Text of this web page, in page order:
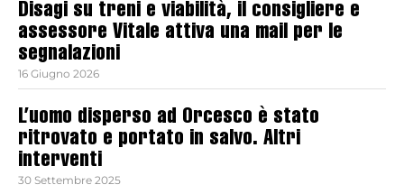
Disagi su treni e viabilità, il consigliere e
assessore Vitale attiva una mail per le
segnalazioni
16 Giugno 2026
L’uomo disperso ad Orcesco è stato
ritrovato e portato in salvo. Altri
interventi
30 Settembre 2025